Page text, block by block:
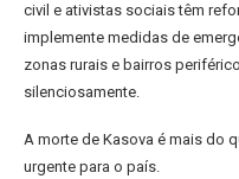
civil e ativistas sociais têm
implemente medidas de
zonas rurais e bairros
silenciosamente.
A morte de Kasova é mais do
urgente para o país.